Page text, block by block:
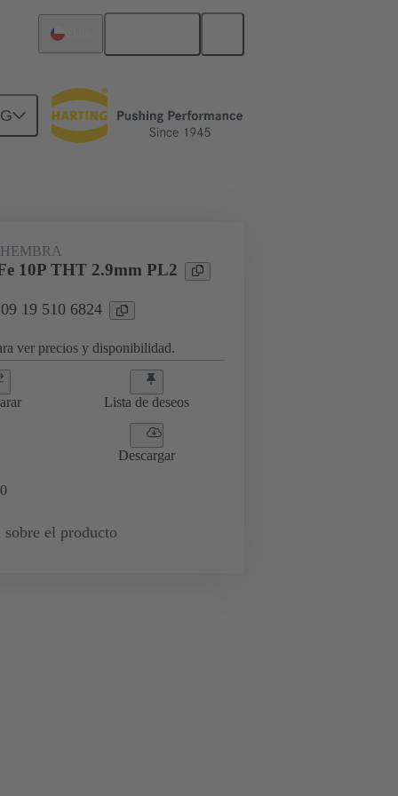
Productos
10P THT 2.9mm PL2
19 510 6824
ver precios y disponibilidad.
Lista de deseos
Descargar
0
sobre el producto